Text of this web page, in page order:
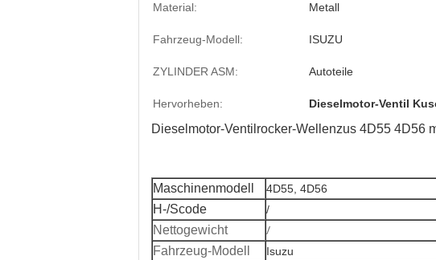
Material:
Metall
Fahrzeug-Modell: ISUZU
ZYLINDER ASM: Autoteile
Hervorheben: Dieselmotor-Ventil
Dieselmotor-Ventilrocker-Wellenzus 4D55 4D56
Maschinenmodell 4D55, 4D56
H-/Scode /
Nettogewicht /
Fahrzeug-Modell Isuzu